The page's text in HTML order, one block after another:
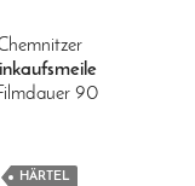
90
HÄRTEL